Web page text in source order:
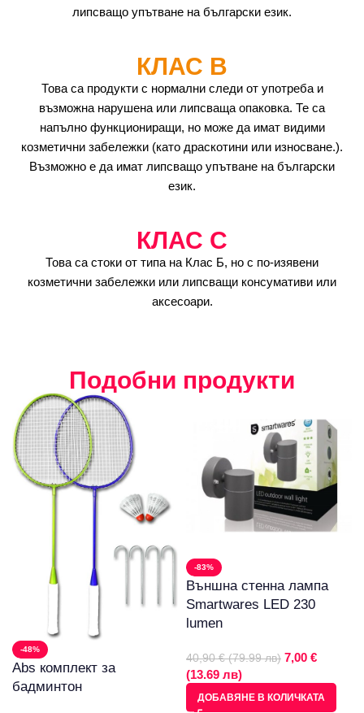
липсващо упътване на български език.
КЛАС B
Това са продукти с нормални следи от употреба и
възможна нарушена или липсваща опаковка. Те са
напълно функциониращи, но може да имат видими
козметични забележки (като драскотини или износване.).
Възможно е да имат липсващо упътване на български
език.
КЛАС C
Това са стоки от типа на Клас Б, но с по-изявени
козметични забележки или липсващи консумативи или
аксесоари.
Подобни продукти
-48%
Abs комплект за
бадминтон
-83%
Външна стенна лампа
Smartwares LED 230
lumen
40,90 € (79.99 лв) 7,00 €
(13.69 лв)
ДОБАВЯНЕ В КОЛИЧКАТА